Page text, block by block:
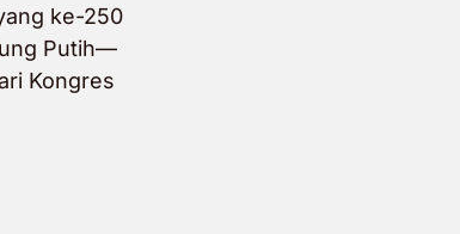
ke-250
Putih—
Kongres